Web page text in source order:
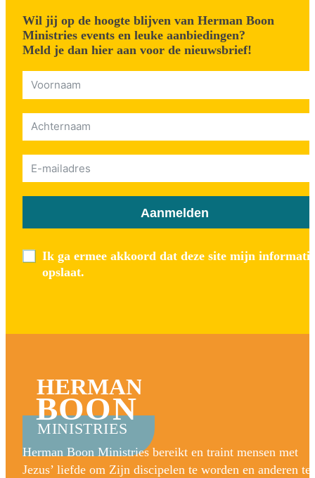
Wil jij op de hoogte blijven van Herman Boon
Ministries events en leuke aanbiedingen?
Meld je dan hier aan voor de nieuwsbrief!
Aanmelden
Ik ga ermee akkoord dat deze site mijn
opslaat.
MINISTRIES
BOON
HERMAN
Herman Boon Ministries bereikt en traint mensen met
Jezus’ liefde om Zijn discipelen te worden en anderen te